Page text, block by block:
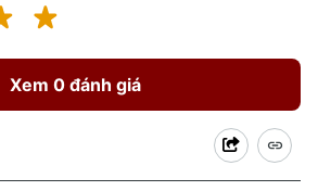
Xem 0 đánh giá